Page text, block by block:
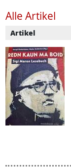
Alle Artikel
Artikel